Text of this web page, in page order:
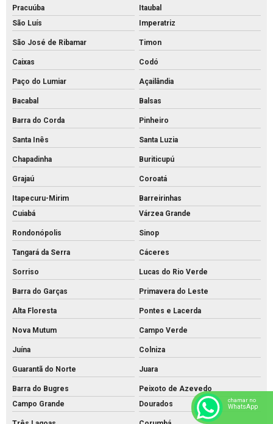
Pracuúba
Itaubal
São Luís
Imperatriz
São José de Ribamar Timon
Caixas Codó
Paço do Lumiar Açailândia
Bacabal Balsas
Barra do Corda Pinheiro
Santa Inês Santa Luzia
Chapadinha Buriticupú
Grajaú Coroatá
Itapecuru-Mirim
Barreirinhas
Cuiabá
Várzea Grande
Rondonópolis Sinop
Tangará da Serra Cáceres
Sorriso Lucas do Rio Verde
Barra do Garças Primavera do Leste
Alta Floresta Pontes e Lacerda
Nova Mutum Campo Verde
Juína Colniza
Guarantã do Norte Juara
Barra do Bugres
Peixoto de Azevedo
Campo Grande
Dourados chamar no
WhatsApp